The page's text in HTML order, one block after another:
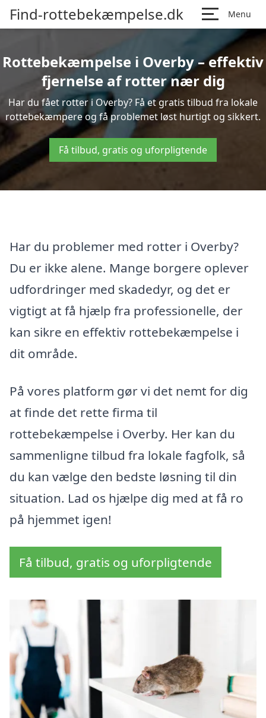
Find-rottebekæmpelse.dk Menu
Rottebekæmpelse i Overby – effektiv
fjernelse af rotter nær dig
Har du fået rotter i Overby? Få et gratis tilbud fra lokale
rottebekæmpere og få problemet løst hurtigt og sikkert.
Få tilbud, gratis og uforpligtende
Har du problemer med rotter i Overby?
Du er ikke alene. Mange borgere oplever
udfordringer med skadedyr, og det er
vigtigt at få hjælp fra professionelle, der
kan sikre en effektiv rottebekæmpelse i
dit område.
På vores platform gør vi det nemt for dig
at finde det rette firma til
rottebekæmpelse i Overby. Her kan du
sammenligne tilbud fra lokale fagfolk, så
du kan vælge den bedste løsning til din
situation. Lad os hjælpe dig med at få ro
på hjemmet igen!
Få tilbud, gratis og uforpligtende